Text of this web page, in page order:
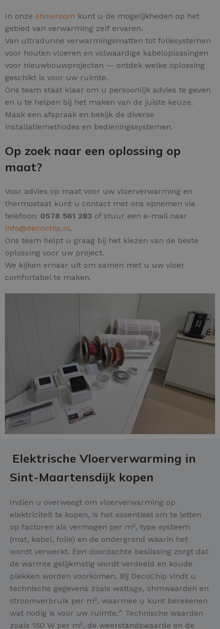
In onze showroom kunt u de mogelijkheden op het
gebied van verwarming zelf ervaren.
Van ultradunne verwarmingsmatten tot foliesystemen
voor houten vloeren en volwaardige kabeloplossingen
voor nieuwbouwprojecten — ontdek welke oplossing
geschikt is voor uw ruimte.
Ons team staat klaar om u persoonlijk advies te geven
en u te helpen bij het maken van de juiste keuze.
Maak een afspraak en bekijk de diverse
installatiemethodes en bedieningssystemen.
Op zoek naar een oplossing op
maat?
Voor advies op maat voor uw vloerverwarming en
thermostaat kunt u contact met ons opnemen via
telefoon: 0578 561 283 of stuur een e-mail naar
info@decochip.nl.
Ons team helpt u graag bij het kiezen van de beste
oplossing voor uw project.
We kijken ernaar uit om samen met u uw vloer
comfortabel te maken.
Elektrische Vloerverwarming in
Sint-Maartensdijk kopen
Indien u overweegt om vloerverwarming op
elektriciteit te kopen, is het essentieel om te letten
op factoren als vermogen per m², type systeem
(mat, kabel, folie) en de ondergrond waarin het
wordt verwerkt. Een doordachte beslissing zorgt dat
de warmte gelijkmatig wordt verdeeld en koude
plekken worden voorkomen. Bij DecoChip vindt u
technische gegevens zoals wattage, ohmwaarden en
stroomverbruik per m², waarmee u kunt berekenen
wat nodig is voor uw ruimte.^ Technische waarden
zoals 150 W per m², de weerstandswaarde en de